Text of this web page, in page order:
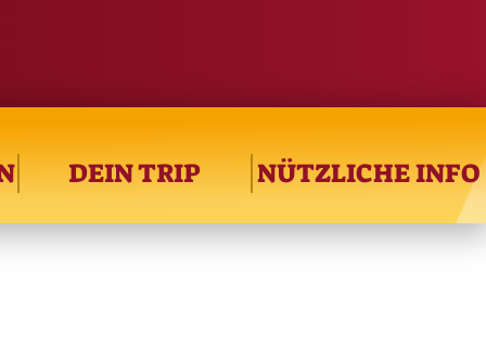
DEIN TRIP NÜTZLICHE INFO